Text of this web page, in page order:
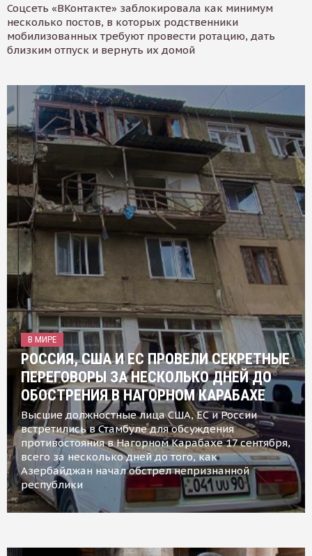
Соцсеть «ВКонтакте» заблокировала как минимум
несколько постов, в которых родственники
мобилизованных требуют провести ротацию, дать
близким отпуск и вернуть их домой
В МИРЕ
РОССИЯ, США И ЕС ПРОВЕЛИ СЕКРЕТНЫЕ
ПЕРЕГОВОРЫ ЗА НЕСКОЛЬКО ДНЕЙ ДО
ОБОСТРЕНИЯ В НАГОРНОМ КАРАБАХЕ
Высшие должностные лица США, ЕС и России
встретились в Стамбуле для обсуждения
противостояния в Нагорном Карабахе 17 сентября,
всего за несколько дней до того, как
Азербайджан начал обстрел непризнанной
республики